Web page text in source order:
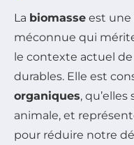
La biomasse est une
méconnue qui
le contexte actuel
durables. Elle est
organiques,
animale, et
pour réduire notre